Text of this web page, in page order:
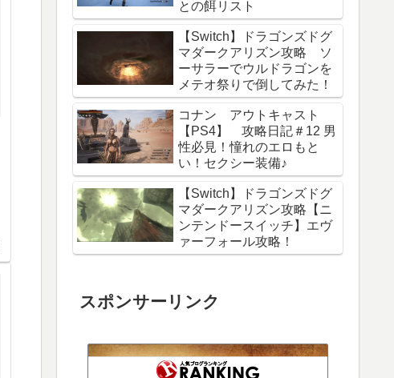
との餌リスト
【Switch】ドラゴンズドグ
マダークアリズン攻略 ソ
ーサラーでウルドラゴンを
メテオ祭りで倒してみた！
コナン アウトキャスト
【PS4】 攻略日記＃12 男
性必見！憧れのエロもと
い！セクシー装備♪
【Switch】ドラゴンズドグ
マダークアリズン攻略【ニ
ンテンドースイッチ】エヴ
ァーフォール攻略！
スポンサーリンク